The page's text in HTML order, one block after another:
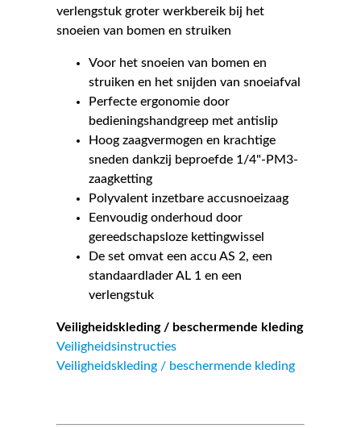
verlengstuk groter werkbereik bij het
snoeien van bomen en struiken
Voor het snoeien van bomen en
struiken en het snijden van snoeiafval
Perfecte ergonomie door
bedieningshandgreep met antislip
Hoog zaagvermogen en krachtige
sneden dankzij beproefde 1/4"-PM3-
zaagketting
Polyvalent inzetbare accusnoeizaag
Eenvoudig onderhoud door
gereedschapsloze kettingwissel
De set omvat een accu AS 2, een
standaardlader AL 1 en een
verlengstuk
Veiligheidskleding / beschermende kleding
Veiligheidsinstructies
Veiligheidskleding / beschermende kleding